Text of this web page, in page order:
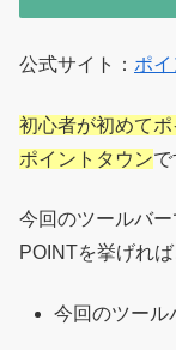
公式サイト： ポイ
初心者が初めて
ポイントタウンで
今回のツールバ
POINTを挙げれば
今回のツール